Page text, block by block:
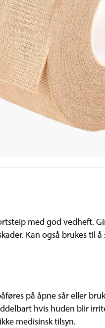
med god vedheft.
Kan også brukes til
på åpne sår eller
hvis huden blir
medisinsk tilsyn.